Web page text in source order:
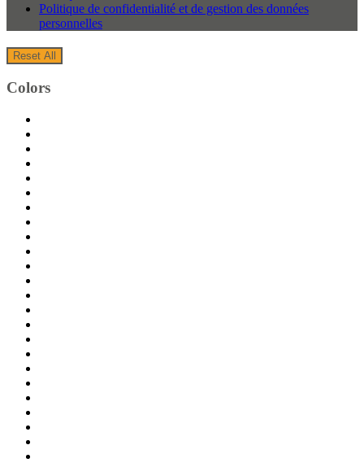
Politique de confidentialité et de gestion des données
personnelles
Reset All
Colors